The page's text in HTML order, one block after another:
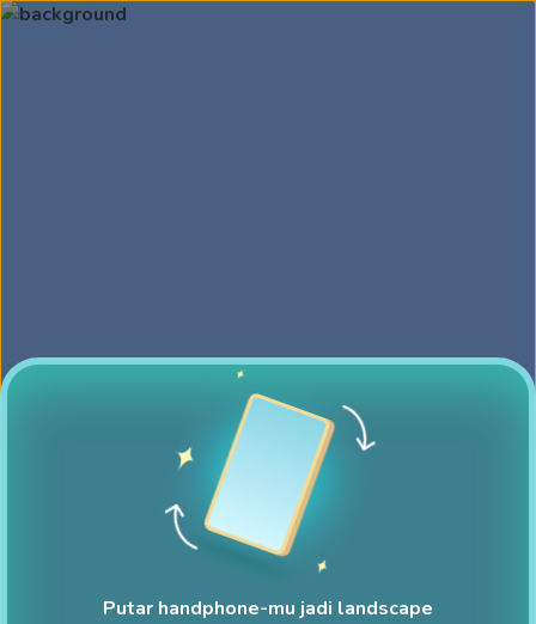
Putar handphone-mu jadi landscape